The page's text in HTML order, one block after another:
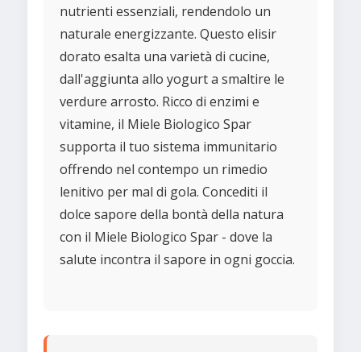
nutrienti essenziali, rendendolo un
naturale energizzante. Questo elisir
dorato esalta una varietà di cucine,
dall'aggiunta allo yogurt a smaltire le
verdure arrosto. Ricco di enzimi e
vitamine, il Miele Biologico Spar
supporta il tuo sistema immunitario
offrendo nel contempo un rimedio
lenitivo per mal di gola. Concediti il
dolce sapore della bontà della natura
con il Miele Biologico Spar - dove la
salute incontra il sapore in ogni goccia.